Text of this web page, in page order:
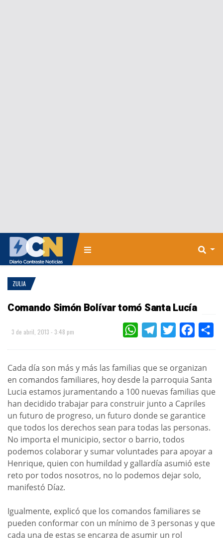
ZULIA
Comando Simón Bolívar tomó Santa Lucía
3 de abril, 2013 - 3:48 pm WHATSAPPTELEGRAMTWITTER
Cada día son más y más las familias que se organizan
en comandos familiares, hoy desde la parroquia Santa
Lucia estamos juramentando a 100 nuevas familias que
han decidido trabajar para construir junto a Capriles
un futuro de progreso, un futuro donde se garantice
que todos los derechos sean para todas las personas.
No importa el municipio, sector o barrio, todos
podemos colaborar y sumar voluntades para apoyar a
Henrique, quien con humildad y gallardía asumió este
reto por todos nosotros, no lo podemos dejar solo,
manifestó Díaz.
Igualmente, explicó que los comandos familiares se
pueden conformar con un mínimo de 3 personas y que
cada una de estas se encarga de asumir un rol